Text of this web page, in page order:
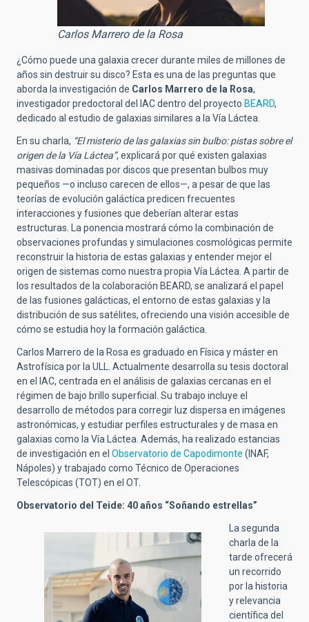
Carlos Marrero de la Rosa
¿Cómo puede una galaxia crecer durante miles de millones de
años sin destruir su disco? Esta es una de las preguntas que
aborda la investigación de Carlos Marrero de la Rosa,
investigador predoctoral del IAC dentro del proyecto BEARD,
dedicado al estudio de galaxias similares a la Vía Láctea.
En su charla, “El misterio de las galaxias sin bulbo: pistas sobre el
origen de la Vía Láctea”, explicará por qué existen galaxias
masivas dominadas por discos que presentan bulbos muy
pequeños —o incluso carecen de ellos—, a pesar de que las
teorías de evolución galáctica predicen frecuentes
interacciones y fusiones que deberían alterar estas
estructuras. La ponencia mostrará cómo la combinación de
observaciones profundas y simulaciones cosmológicas permite
reconstruir la historia de estas galaxias y entender mejor el
origen de sistemas como nuestra propia Vía Láctea. A partir de
los resultados de la colaboración BEARD, se analizará el papel
de las fusiones galácticas, el entorno de estas galaxias y la
distribución de sus satélites, ofreciendo una visión accesible de
cómo se estudia hoy la formación galáctica.
Carlos Marrero de la Rosa es graduado en Física y máster en
Astrofísica por la ULL. Actualmente desarrolla su tesis doctoral
en el IAC, centrada en el análisis de galaxias cercanas en el
régimen de bajo brillo superficial. Su trabajo incluye el
desarrollo de métodos para corregir luz dispersa en imágenes
astronómicas, y estudiar perfiles estructurales y de masa en
galaxias como la Vía Láctea. Además, ha realizado estancias
de investigación en el Observatorio de Capodimonte (INAF,
Nápoles) y trabajado como Técnico de Operaciones
Telescópicas (TOT) en el OT.
Observatorio del Teide: 40 años “Soñando estrellas”
La segunda
charla de la
tarde ofrecerá
un recorrido
por la historia
y relevancia
científica del